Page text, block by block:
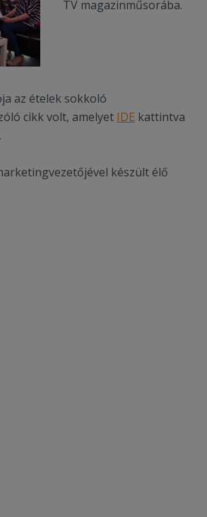
TV magazinműsorába.
az ételek sokkoló
cikk volt, amelyet IDE kattintva
készült élő